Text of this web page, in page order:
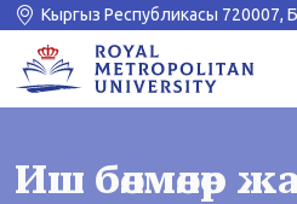
Кыргыз Республикасы 720007,
Иш бөлмөлөр